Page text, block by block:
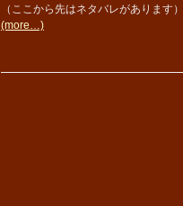
（ここから先はネタバレがあります）
(more…)